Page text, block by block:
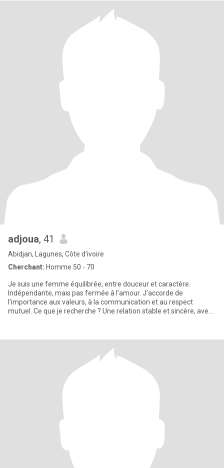
adjoua, 41
Abidjan, Lagunes, Côte d'ivoire
Cherchant: Homme 50 - 70
Je suis une femme équilibrée, entre douceur et caractère.
Indépendante, mais pas fermée à l’amour. J’accorde de
l’importance aux valeurs, à la communication et au respect
mutuel. Ce que je recherche ? Une relation stable et sincère, avec